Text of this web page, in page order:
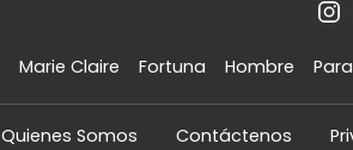
Marie Claire Fortuna Hombre
Quienes Somos Contáctenos